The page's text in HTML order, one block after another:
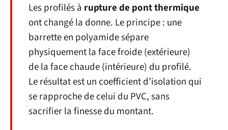
Les profilés à rupture de pont thermique
ont changé la donne. Le principe : une
barrette en polyamide sépare
physiquement la face froide (extérieure)
de la face chaude (intérieure) du profilé.
Le résultat est un coefficient d’isolation qui
se rapproche de celui du PVC, sans
sacrifier la finesse du montant.